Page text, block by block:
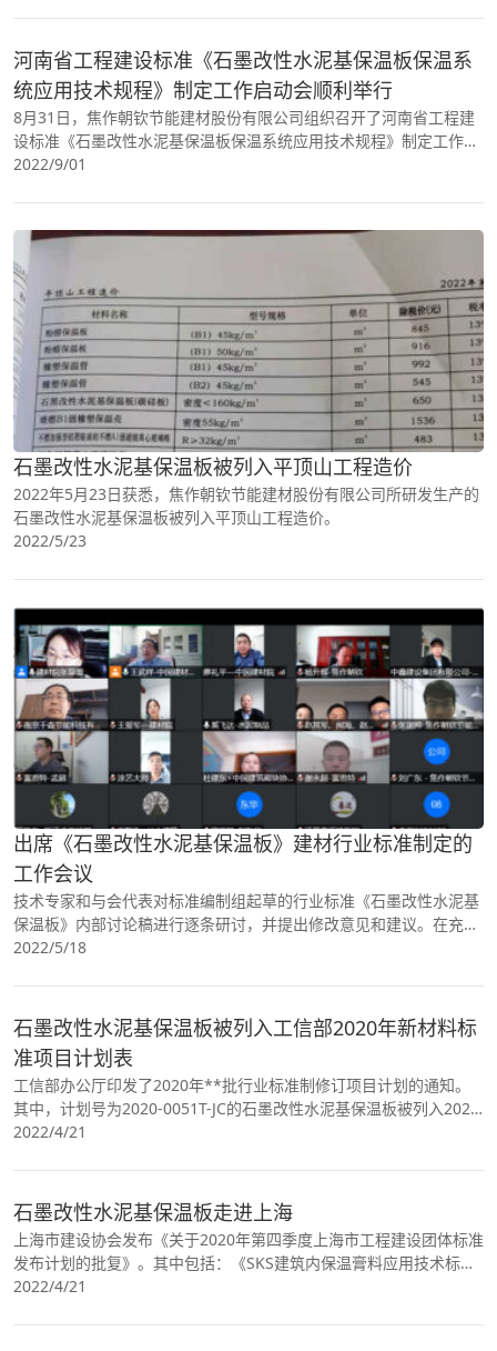
河南省工程建设标准《石墨改性水泥基保温板保温系
统应用技术规程》制定工作启动会顺利举行
8月31日，焦作朝钦节能建材股份有限公司组织召开了河南省工程建
设标准《石墨改性水泥基保温板保温系统应用技术规程》制定工作启
动会。河南省住房和城乡建设厅科技定额处副处长康增斌、河南省标
2022/9/01
石墨改性水泥基保温板被列入平顶山工程造价
2022年5月23日获悉，焦作朝钦节能建材股份有限公司所研发生产的
石墨改性水泥基保温板被列入平顶山工程造价。
2022/5/23
出席《石墨改性水泥基保温板》建材行业标准制定的
工作会议
技术专家和与会代表对标准编制组起草的行业标准《石墨改性水泥基
保温板》内部讨论稿进行逐条研讨，并提出修改意见和建议。在充分
沟通和交流基础上，会议明确了标准制定工作的主要内容及目标，安
础。
2022/5/18
石墨改性水泥基保温板被列入工信部2020年新材料标
准项目计划表
工信部办公厅印发了2020年**批行业标准制修订项目计划的通知。
其中，计划号为2020-0051T-JC的石墨改性水泥基保温板被列入2020
年新材料标准项目计划表;计划号为2020-0117T-JC..
2022/4/21
石墨改性水泥基保温板走进上海
上海市建设协会发布《关于2020年第四季度上海市工程建设团体标准
发布计划的批复》。其中包括：《SKS建筑内保温膏料应用技术标
准》、《石墨改性水泥基保温板(碳硅板)内保温系统建筑构造》和
2022/4/21